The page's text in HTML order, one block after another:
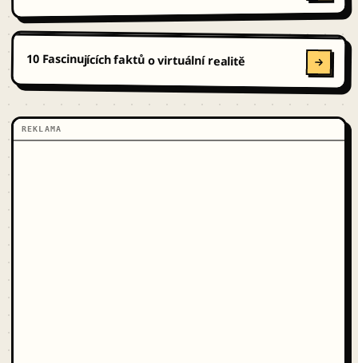
10 Fascinujících faktů o virtuální realitě
REKLAMA